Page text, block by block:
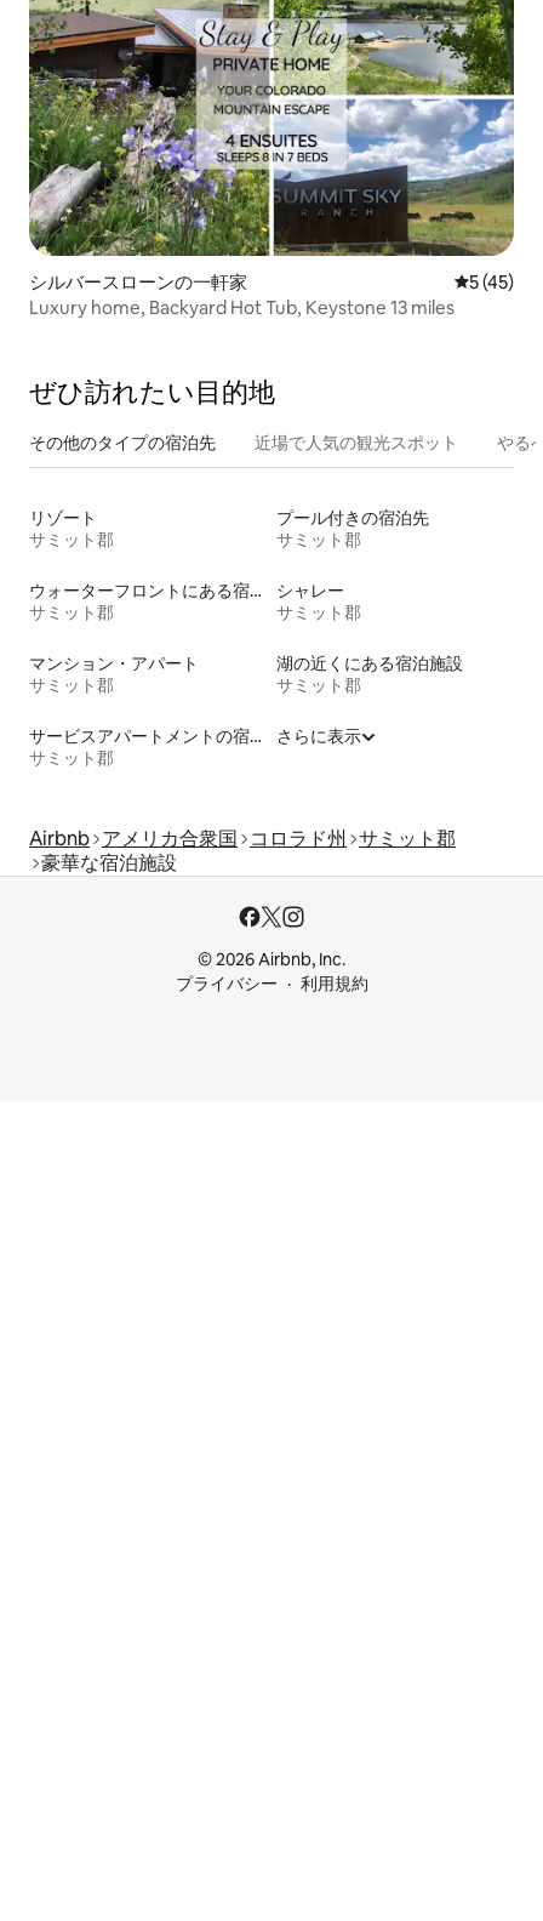
シルバースローンの一軒家 レビュー
5 (45)
Luxury home, Backyard Hot Tub, Keystone 13 miles
ぜひ訪⁠れ⁠た⁠い目⁠的⁠地
その他のタ⁠イ⁠プ⁠の宿⁠泊⁠先 近場で人気の観光スポット やる
リゾート
サミット郡
プール付きの宿泊先
サミット郡
ウォーターフロントにある宿泊施設
サミット郡
シャレー
サミット郡
マンション・アパート
サミット郡
湖の近くにある宿泊施設
サミット郡
サービスアパートメントの宿泊施設
サミット郡
さらに表示
Airbnb アメリカ合衆国 コロラド州
サミット郡
豪華な宿泊施設
© 2026 Airbnb, Inc.
プライバシー
利用規約